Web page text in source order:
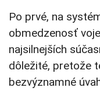
Po prvé, na
obmedzenosť
najsilnejších
dôležité, pretože
bezvýznamné